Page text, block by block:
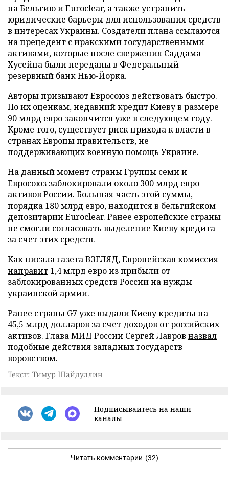
на Бельгию и Euroclear, а также устранить
юридические барьеры для использования средств
в интересах Украины. Создатели плана ссылаются
на прецедент с иракскими государственными
активами, которые после свержения Саддама
Хусейна были переданы в Федеральный
резервный банк Нью-Йорка.
Авторы призывают Евросоюз действовать быстро.
По их оценкам, недавний кредит Киеву в размере
90 млрд евро закончится уже в следующем году.
Кроме того, существует риск прихода к власти в
странах Европы правительств, не
поддерживающих военную помощь Украине.
На данный момент страны Группы семи и
Евросоюз заблокировали около 300 млрд евро
активов России. Большая часть этой суммы,
порядка 180 млрд евро, находится в бельгийском
депозитарии Euroclear. Ранее европейские страны
не смогли согласовать выделение Киеву кредита
за счет этих средств.
Как писала газета ВЗГЛЯД, Европейская комиссия
направит 1,4 млрд евро из прибыли от
заблокированных средств России на нужды
украинской армии.
Ранее страны G7 уже выдалиКиеву кредиты на
45,5 млрд долларов за счет доходов от российских
активов. Глава МИД России Сергей Лавров назвал
подобные действия западных государств
воровством.
Текст: Тимур Шайдуллин
Подписывайтесь на наши
каналы
Читать комментарии (32)